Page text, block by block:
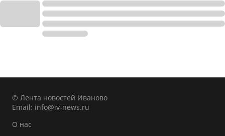
© Лента новостей Иваново
Email: info@iv-news.ru
О нас